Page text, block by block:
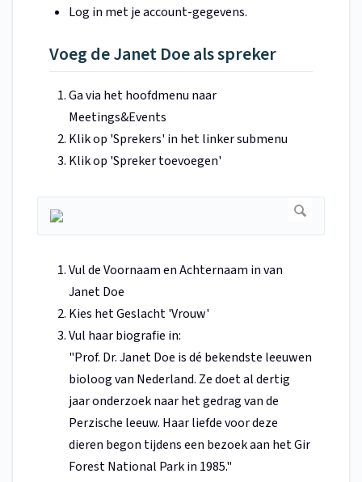
Log in met je account-gegevens.
Voeg de Janet Doe als spreker
Ga via het hoofdmenu naar
Meetings&Events
Klik op 'Sprekers' in het linker submenu
Klik op 'Spreker toevoegen'
Vul de Voornaam en Achternaam in van
Janet Doe
Kies het Geslacht 'Vrouw'
Vul haar biografie in:
"Prof. Dr. Janet Doe is dé bekendste leeuwen
bioloog van Nederland. Ze doet al dertig
jaar onderzoek naar het gedrag van de
Perzische leeuw. Haar liefde voor deze
dieren begon tijdens een bezoek aan het Gir
Forest National Park in 1985."